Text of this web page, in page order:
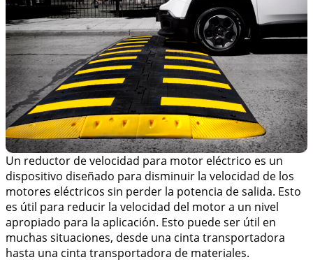
Un reductor de velocidad para motor eléctrico es un
dispositivo diseñado para disminuir la velocidad de los
motores eléctricos sin perder la potencia de salida. Esto
es útil para reducir la velocidad del motor a un nivel
apropiado para la aplicación. Esto puede ser útil en
muchas situaciones, desde una cinta transportadora
hasta una cinta transportadora de materiales.